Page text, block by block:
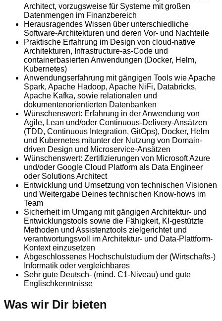
Architect, vorzugsweise für Systeme mit großen
Datenmengen im Finanzbereich
Herausragendes Wissen über unterschiedliche
Software-Architekturen und deren Vor- und Nachteile
Praktische Erfahrung im Design von cloud-native
Architekturen, Infrastructure-as-Code und
containerbasierten Anwendungen (Docker, Helm,
Kubernetes)
Anwendungserfahrung mit gängigen Tools wie Apache
Spark, Apache Hadoop, Apache NiFi, Databricks,
Apache Kafka, sowie relationalen und
dokumentenorientierten Datenbanken
Wünschenswert: Erfahrung in der Anwendung von
Agile, Lean und/oder Continuous-Delivery-Ansätzen
(TDD, Continuous Integration, GitOps), Docker, Helm
und Kubernetes mitunter der Nutzung von Domain-
driven Design und Microservice-Ansätzen
Wünschenswert: Zertifizierungen von Microsoft Azure
und/oder Google Cloud Platform als Data Engineer
oder Solutions Architect
Entwicklung und Umsetzung von technischen Visionen
und Weitergabe Deines technischen Know-hows im
Team
Sicherheit im Umgang mit gängigen Architektur- und
Entwicklungstools sowie die Fähigkeit, KI-gestützte
Methoden und Assistenztools zielgerichtet und
verantwortungsvoll im Architektur- und Data-Plattform-
Kontext einzusetzen
Abgeschlossenes Hochschulstudium der (Wirtschafts-)
Informatik oder vergleichbares
Sehr gute Deutsch- (mind. C1-Niveau) und gute
Englischkenntnisse
Was wir Dir bieten